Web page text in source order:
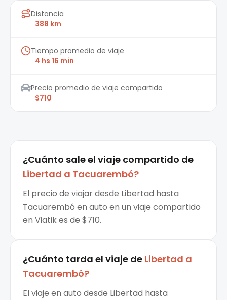
Distancia
388 km
Tiempo promedio de viaje
4 hs 16 min
Precio promedio de viaje compartido
$710
¿Cuánto sale el viaje compartido de
Libertad a Tacuarembó?
El precio de viajar desde Libertad hasta
Tacuarembó en auto en un viaje compartido
en Viatik es de $710.
¿Cuánto tarda el viaje de Libertad a
Tacuarembó?
El viaje en auto desde Libertad hasta